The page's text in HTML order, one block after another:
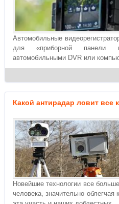
Автомобильные
для «приборной панели
автомобильными DVR или
Какой антирадар ловит все
Новейшие технологии все
человека, значительно